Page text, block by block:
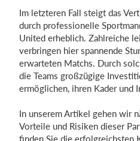
Im letzteren Fall steigt das
durch professionelle
United erheblich. Zahlreiche
verbringen hier spannende
erwarteten Matchs. Durch
die Teams großzügige
ermöglichen, ihren Kader und
In unserem Artikel gehen wir
Vorteile und Risiken dieser
finden Sie die erfolgreichsten